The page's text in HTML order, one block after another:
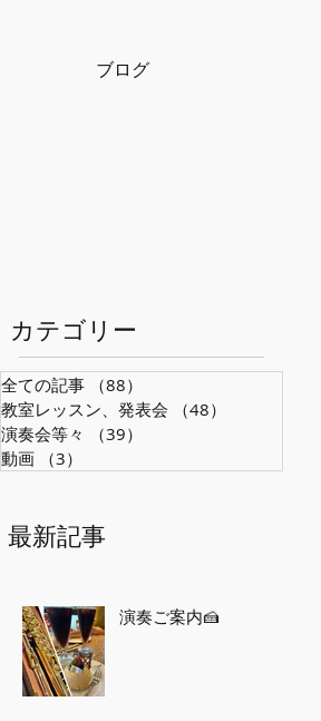
ブログ
​カテゴリー
全ての記事 （88）
教室レッスン、発表会
（48）
演奏会等々
（39）
動画
（3）
最新記事
演奏ご案内🍰